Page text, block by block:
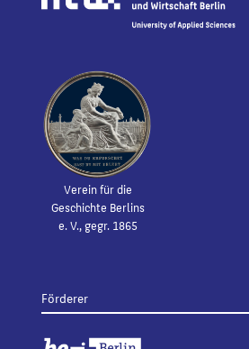
Verein für die
Geschichte Berlins
e. V., gegr. 1865
Förderer